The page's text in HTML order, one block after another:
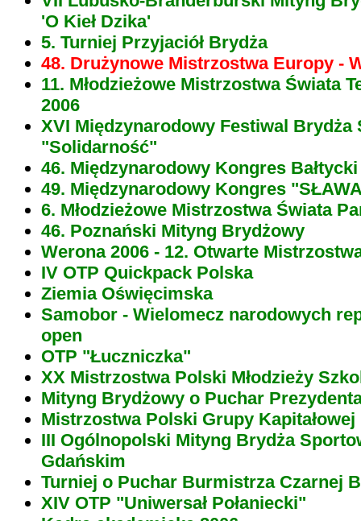
'O Kieł Dzika'
5. Turniej Przyjaciół Brydża
48. Drużynowe Mistrzostwa Europy -
11. Młodzieżowe Mistrzostwa Świata
2006
XVI Międzynarodowy Festiwal Brydża
"Solidarność"
46. Międzynarodowy Kongres Bałtycki
49. Międzynarodowy Kongres
6. Młodzieżowe Mistrzostwa Świata
46. Poznański Mityng Brydżowy
Werona 2006 - 12. Otwarte
IV OTP Quickpack Polska
Ziemia Oświęcimska
Samobor - Wielomecz narodowych
open
OTP "Łuczniczka"
XX Mistrzostwa Polski Młodzieży
Mityng Brydżowy o Puchar
Mistrzostwa Polski Grupy
III Ogólnopolski Mityng Brydża
Gdańskim
Turniej o Puchar Burmistrza Czarnej
XIV OTP "Uniwersał Połaniecki"